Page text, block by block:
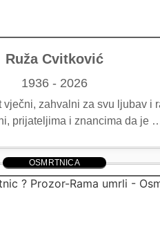
Ruža Cvitković
1936 - 2026
vječni, zahvalni za svu ljubav i
prijateljima i znancima da je
OSMRTNICA